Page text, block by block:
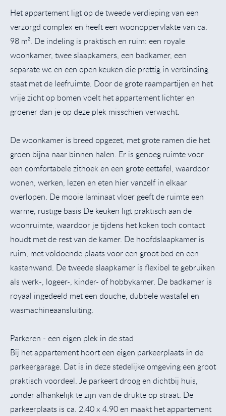
Het appartement ligt op de tweede verdieping van een
verzorgd complex en heeft een woonoppervlakte van ca.
98 m². De indeling is praktisch en ruim: een royale
woonkamer, twee slaapkamers, een badkamer, een
separate wc en een open keuken die prettig in verbinding
staat met de leefruimte. Door de grote raampartijen en het
vrije zicht op bomen voelt het appartement lichter en
groener dan je op deze plek misschien verwacht.
De woonkamer is breed opgezet, met grote ramen die het
groen bijna naar binnen halen. Er is genoeg ruimte voor
een comfortabele zithoek en een grote eettafel, waardoor
wonen, werken, lezen en eten hier vanzelf in elkaar
overlopen. De mooie laminaat vloer geeft de ruimte een
warme, rustige basis De keuken ligt praktisch aan de
woonruimte, waardoor je tijdens het koken toch contact
houdt met de rest van de kamer. De hoofdslaapkamer is
ruim, met voldoende plaats voor een groot bed en een
kastenwand. De tweede slaapkamer is flexibel te gebruiken
als werk-, logeer-, kinder- of hobbykamer. De badkamer is
royaal ingedeeld met een douche, dubbele wastafel en
wasmachineaansluiting.
Parkeren - een eigen plek in de stad
Bij het appartement hoort een eigen parkeerplaats in de
parkeergarage. Dat is in deze stedelijke omgeving een groot
praktisch voordeel. Je parkeert droog en dichtbij huis,
zonder afhankelijk te zijn van de drukte op straat. De
parkeerplaats is ca. 2.40 x 4.90 en maakt het appartement